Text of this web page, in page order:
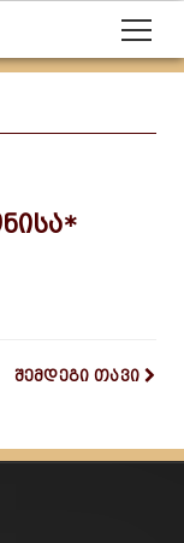
შემდეგი თავი